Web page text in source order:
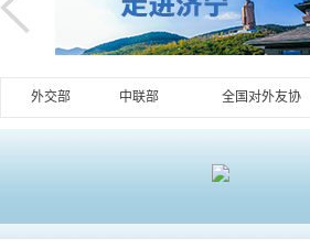
外交部 中联部 全国对外友协